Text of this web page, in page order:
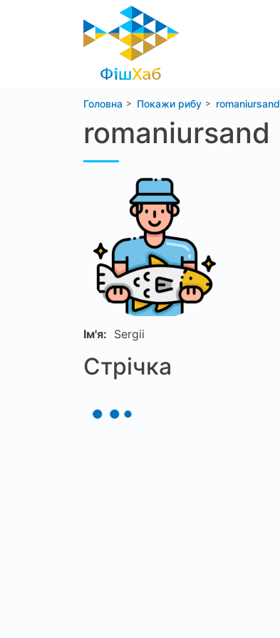
Головна Покажи рибу romaniursand
romaniursand
Ім'я: Sergii
Стрічка